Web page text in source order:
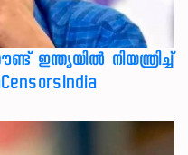
ഇന്ത്യയിൽ നിയന്ത്രിച്ച്